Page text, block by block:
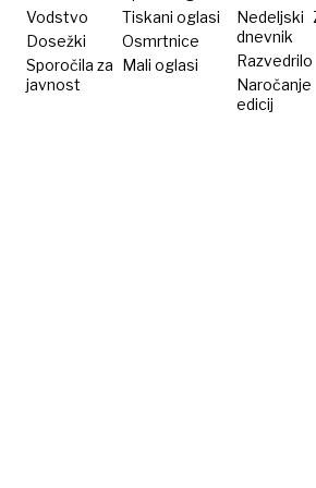
do
glave«
Vodstvo
Dosežki
Sporočila za
javnost
Tiskani oglasi
Osmrtnice
Mali oglasi
Nedeljski
dnevnik
Razvedrilo
Naročanje
edicij